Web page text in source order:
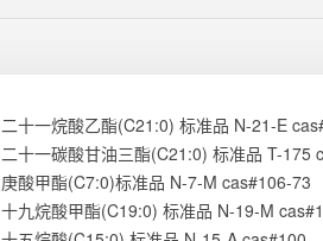
二十一烷酸乙酯(C21:0) 标准品 N-21-E
二十一碳酸甘油三酯(C21:0) 标准品 T-175
庚酸甲酯(C7:0)标准品 N-7-M cas#106-73
十九烷酸甲酯(C19:0) 标准品 N-19-M cas#1